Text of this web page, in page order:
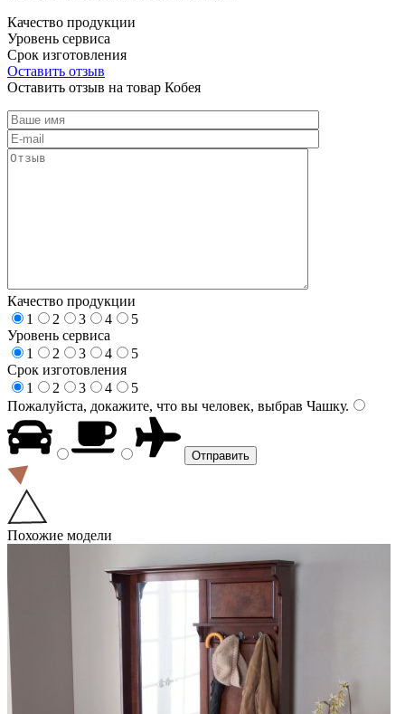
Качество продукции
Уровень сервиса
Срок изготовления
Оставить отзыв
Оставить отзыв на товар Кобея
Качество продукции
1
2 3 4
5
Уровень сервиса
1
2 3 4
5
Срок изготовления
1
2 3 4
5
Пожалуйста, докажите, что вы человек, выбрав Чашку.
Похожие модели